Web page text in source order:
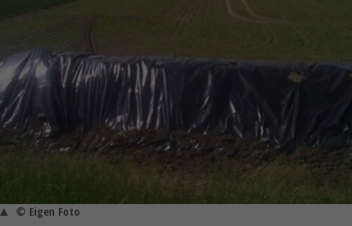
© Eigen Foto